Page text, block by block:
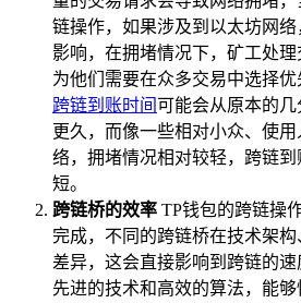
链操作，如果涉及到以太坊网
影响，在拥堵情况下，矿工处
为他们需要在众多交易中选择
跨链到账时间可能会从原本的
更久，而像一些相对小众、使
络，拥堵情况相对较轻，跨链
短。
跨链桥的效率 TP钱包的跨链操
完成，不同的跨链桥在技术架
差异，这会直接影响到跨链的
先进的技术和高效的算法，能